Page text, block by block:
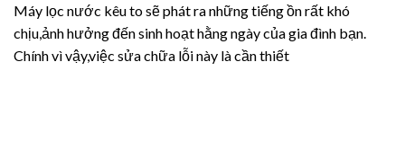
Máy lọc nước kêu to sẽ phát ra những tiếng ồn rất khó
chịu,ảnh hưởng đến sinh hoạt hằng ngày của gia đình bạn.
Chính vì vậy,việc sửa chữa lỗi này là cần thiết